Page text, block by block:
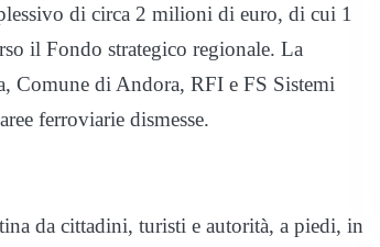
di circa 2 milioni di euro, di cui 1
il Fondo strategico regionale. La
Comune di Andora, RFI e FS Sistemi
ferroviarie dismesse.
da cittadini, turisti e autorità, a piedi, in